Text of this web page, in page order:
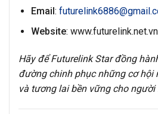
Email:
Website:
Hãy để Futurelink Star đồng
đường chinh phục những cơ hội
và tương lai bền vững cho người